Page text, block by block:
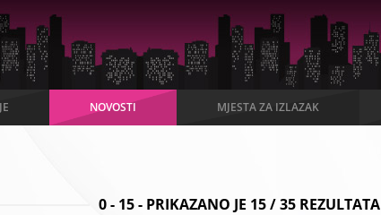
NOVOSTI MJESTA ZA IZLAZAK
0- 15- PRIKAZANO JE 15/35 REZULTATA